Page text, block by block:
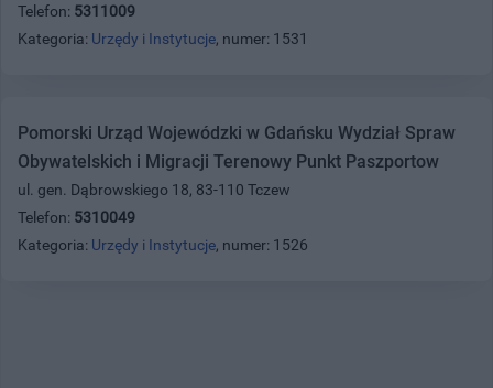
Telefon: 5311009
Kategoria: Urzędy i Instytucje, numer: 1531
Pomorski Urząd Wojewódzki w Gdańsku Wydział Spraw
Obywatelskich i Migracji Terenowy Punkt Paszportow
ul. gen. Dąbrowskiego 18, 83-110 Tczew
Telefon: 5310049
Kategoria: Urzędy i Instytucje, numer: 1526